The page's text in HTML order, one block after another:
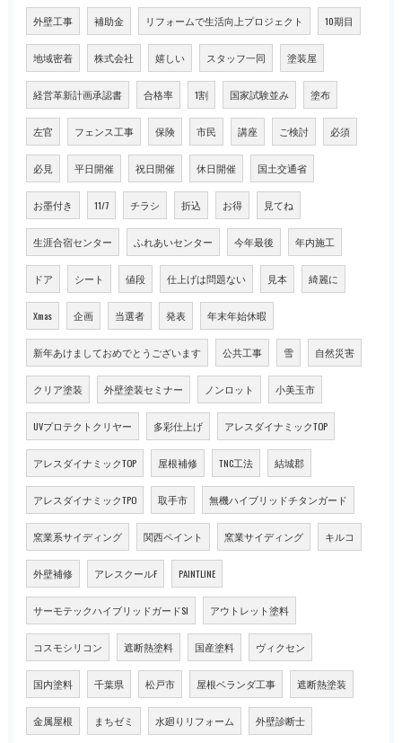
外壁工事 補助金 リフォームで生活向上プロジェクト 10期目
地域密着 株式会社 嬉しい スタッフ一同 塗装屋
経営革新計画承認書 合格率 1割 国家試験並み 塗布
左官 フェンス工事 保険 市民 講座 ご検討 必須
必見 平日開催 祝日開催 休日開催 国土交通省
お墨付き 11/7 チラシ 折込 お得 見てね
生涯合宿センター ふれあいセンター 今年最後 年内施工
ドア シート 値段 仕上げは問題ない 見本 綺麗に
Xmas 企画 当選者 発表 年末年始休暇
新年あけましておめでとうございます 公共工事 雪 自然災害
クリア塗装 外壁塗装セミナー ノンロット 小美玉市
UVプロテクトクリヤー 多彩仕上げ アレスダイナミックTOP
アレスダイナミックTOP 屋根補修 TNC工法 結城郡
アレスダイナミックTPO 取手市 無機ハイブリッドチタンガード
窯業系サイディング 関西ペイント 窯業サイディング キルコ
外壁補修 アレスクールF PAINTLINE
サーモテックハイブリッドガードSI アウトレット塗料
コスモシリコン 遮断熱塗料 国産塗料 ヴィクセン
国内塗料 千葉県 松戸市 屋根ベランダ工事 遮断熱塗装
金属屋根 まちゼミ 水廻りリフォーム 外壁診断士